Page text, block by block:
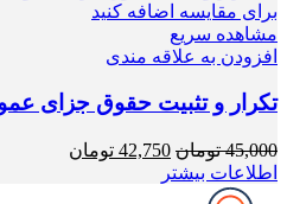
برای مقایسه اضافه کنید
مشاهده سریع
افزودن به علاقه مندی
تکرار و تثبیت حقوق جزای
45,000 تومان قیمت
اصلی
42,750 تومان
اطلاعات بیشتر